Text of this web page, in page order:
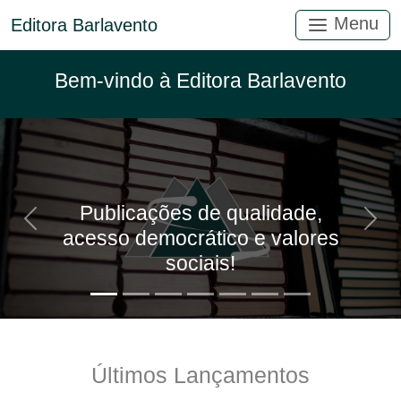
Editora Barlavento Menu
Bem-vindo à Editora Barlavento
Publicações de qualidade,
acesso democrático e valores
sociais!
Anterior
Últimos Lançamentos